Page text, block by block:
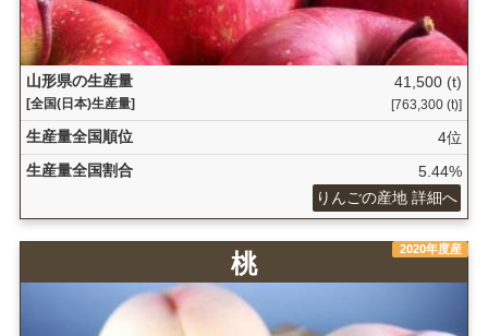
山形県の生産量
[全国(日本)生産量]
41,500 (t)
[763,300 (t)]
生産量全国順位
4位
生産量全国割合
5.44%
りんごの産地 詳細へ
2020年度産
桃